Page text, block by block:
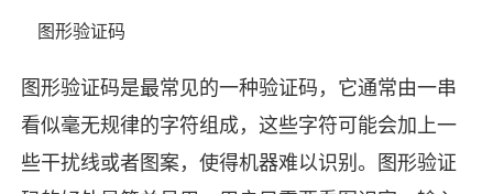
图形验证码
图形验证码是最常见的一种验证码，它通常由一串
看似毫无规律的字符组成，这些字符可能会加上一
些干扰线或者图案，使得机器难以识别。图形验证